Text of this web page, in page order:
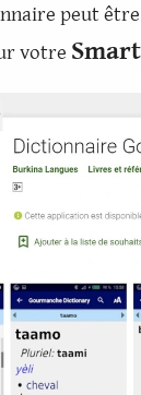
peut
votre